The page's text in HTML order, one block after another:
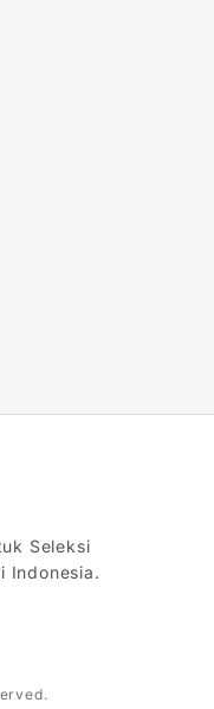
Seleksi
Indonesia.